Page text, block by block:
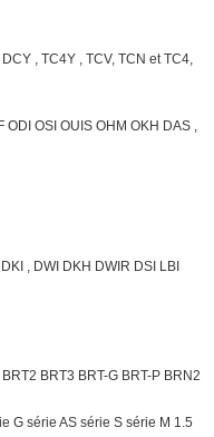
DCY , TC4Y , TCV, TCN et TC4,
ODI OSI OUIS OHM OKH DAS ,
, DWI DKH DWIR DSI LBI
BRT2 BRT3 BRT-G BRT-P BRN2
G série AS série S série M 1.5